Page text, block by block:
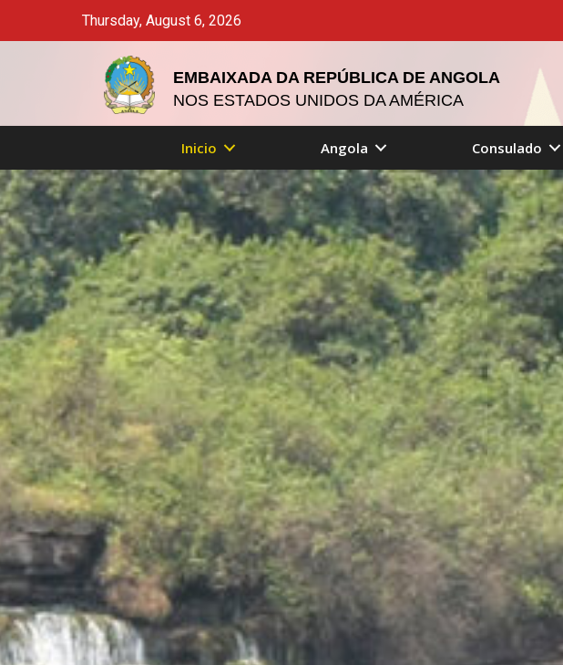
Thursday, August 6, 2026
EMBAIXADA DA REPÚBLICA DE ANGOLA
NOS ESTADOS UNIDOS DA AMÉRICA
Inicio Angola Consulado